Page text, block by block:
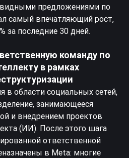
предложениями по
самый впечатляющий рост,
за последние 30 дней.
команду по
в рамках
в области социальных сетей,
занимающееся
и внедрением проектов
(ИИ). После этого шага
ответственной
в Meta: многие